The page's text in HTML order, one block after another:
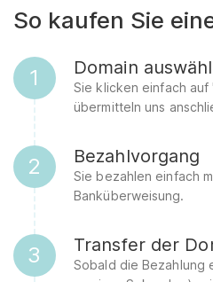
So kaufen Sie
1 Domain
Sie klicken einfach auf
übermitteln uns
2 Bezahlvorgang
Sie bezahlen einfach
Banküberweisung.
3 Transfer der
Sobald die Bezahlung